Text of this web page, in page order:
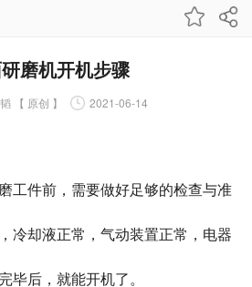
磨机开机步骤
【 原创 】 2021-06-14
工件前，需要做好足够的检查与准
冷却液正常，气动装置正常，电器
毕后，就能开机了。